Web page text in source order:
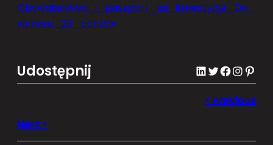
Obywatelstwo_i_paszport_za_inwestycje_Do_
wyboru_29_panstw
Udostępnij LinkedIn Twitter Facebook Instagram Pinterest